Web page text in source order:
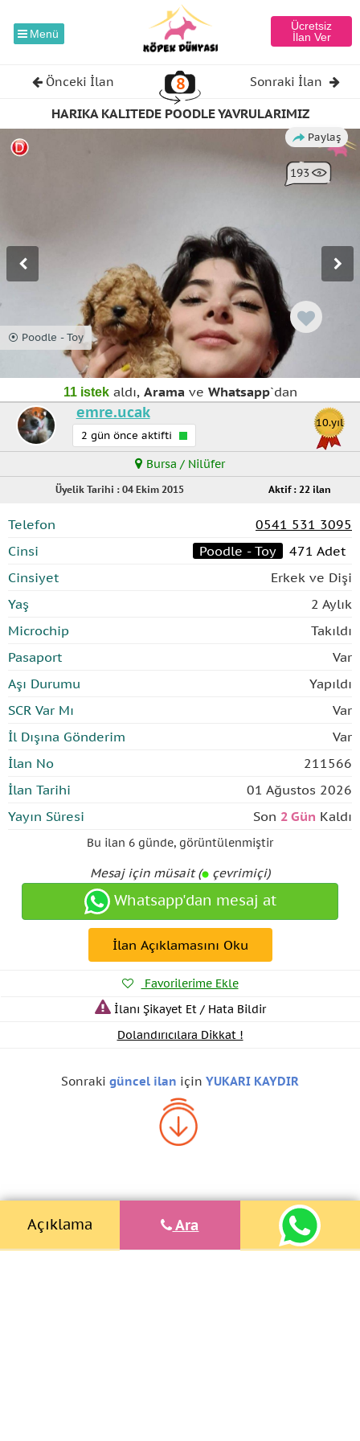
Menü
Ücretsiz
İlan Ver
Önceki İlan 8 Sonraki İlan
HARIKA KALITEDE POODLE YAVRULARIMIZ
Paylaş
193
⦿ Poodle - Toy
11 istekaldı, Aramave Whatsapp`dan
10.yıl
emre.ucak
2 gün önce aktifti
Bursa / Nilüfer
Üyelik Tarihi : 04 Ekim 2015 Aktif : 22 ilan
Telefon
0541 531 3095
Cinsi
Poodle - Toy
471 Adet
Cinsiyet
Erkek ve Dişi
Yaş
2 Aylık
Microchip
Takıldı
Pasaport
Var
Aşı Durumu
Yapıldı
SCR Var Mı
Var
İl Dışına Gönderim
Var
İlan No
211566
İlan Tarihi
01 Ağustos 2026
Yayın Süresi
Son 2 Gün Kaldı
Bu ilan 6 günde, görüntülenmiştir
Mesaj için müsait ( çevrimiçi)
Whatsapp'dan mesaj at
İlan Açıklamasını Oku
Favorilerime Ekle
İlanı Şikayet Et / Hata Bildir
Dolandırıcılara Dikkat !
Açıklama Ara
Sonraki güncel ilan için YUKARI KAYDIR